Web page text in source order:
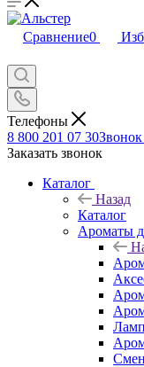
Сравнение0
Телефоны
8 800 201 07 30
Заказать звонок
Каталог
Назад
Каталог
Ароматы